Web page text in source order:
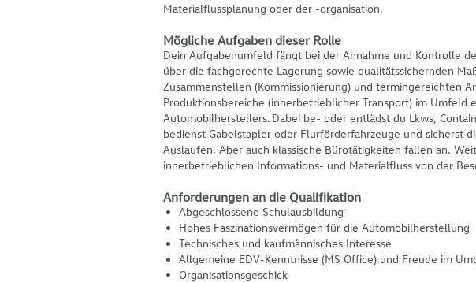
Materialflussplanung oder der -organisation.
Mögliche Aufgaben dieser Rolle
Dein Aufgabenumfeld fängt bei der Annahme und Kontrolle
über die fachgerechte Lagerung sowie qualitätssichernden
Zusammenstellen (Kommissionierung) und termingereichten
Produktionsbereiche (innerbetrieblicher Transport) im Umfeld
Automobilherstellers. Dabei be- oder entlädst du Lkws,
bedienst Gabelstapler oder Flurförderfahrzeuge und sicherst
Auslaufen. Aber auch klassische Bürotätigkeiten fallen an.
innerbetrieblichen Informations- und Materialfluss von der
Anforderungen an die Qualifikation
Abgeschlossene Schulausbildung
Hohes Faszinationsvermögen für die Automobilherstellung
Technisches und kaufmännisches Interesse
Allgemeine EDV-Kenntnisse (MS Office) und Freude im
Organisationsgeschick